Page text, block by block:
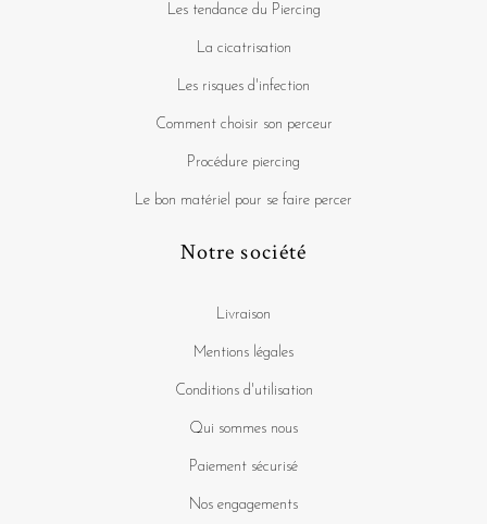
Les tendance du Piercing
La cicatrisation
Les risques d'infection
Comment choisir son perceur
Procédure piercing
Le bon matériel pour se faire percer
Notre société
Livraison
Mentions légales
Conditions d'utilisation
Qui sommes nous
Paiement sécurisé
Nos engagements